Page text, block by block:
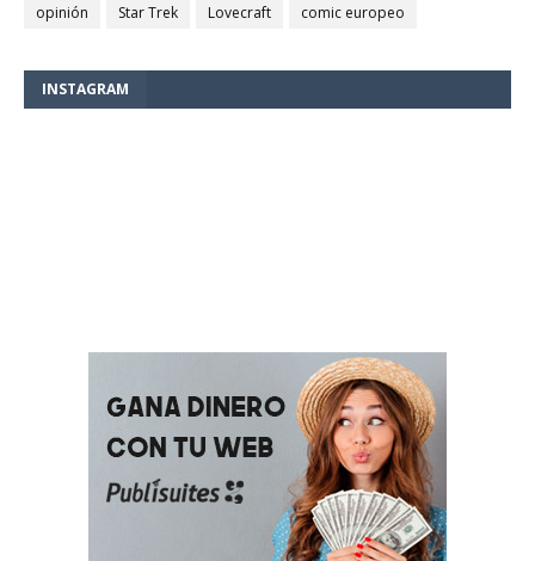
opinión
Star Trek Lovecraft comic europeo
INSTAGRAM